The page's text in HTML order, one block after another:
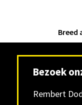
Breed
Bezoek
Rembert